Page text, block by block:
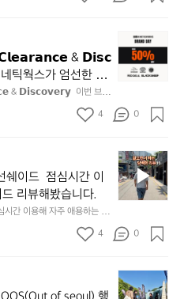
적
았
어
요
통
닭
오
징
어
나
3.
동
euRse0uUKR3Rp1ibf1aC
𝗖𝗹𝗲𝗮𝗿𝗮𝗻𝗰𝗲 & 𝗗𝗶𝘀𝗰
틱웍스가 엄선한 5
클리어런스 기획전입
지 마운틴 기어 - 써
트리 시티  옷장 속
. 👉 최대 ~𝟱𝟬% 𝗦𝗔
웍스 브랜드데이’를
& 𝗗𝗶𝘀𝗰𝗼𝘃𝗲𝗿𝘆  이번 브랜
한 자리에서 만나는 클리어런
마운틴 기어 - 써클 스포츠
데이’를 눌러보세요!
네
스
드
데
이
—
𝗹
𝗮
𝗿
4 0
이드  점심시간 이
리뷰해봤습니다.
시간 이용해 자주 애용하는 릿
브
랜
드
소
:
마
운
4 0
지
난